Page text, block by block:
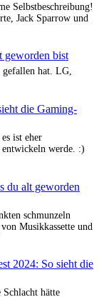
Selbstbeschreibung!
Jack Sparrow und
geworden bist
hat. LG,
die Gaming-
ist eher
entwickeln werde. :)
du alt geworden
schmunzeln
Musikkassette und
2024: So sieht die
hätte